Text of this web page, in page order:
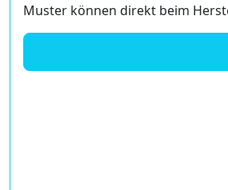
Muster können direkt beim